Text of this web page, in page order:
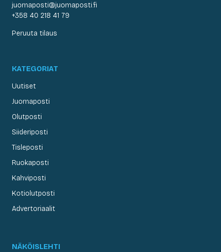
juomaposti@juomaposti.fi
+358 40 218 41 79
Peruuta tilaus
KATEGORIAT
Uutiset
Juomaposti
Olutposti
Siideriposti
Tisleposti
Ruokaposti
Kahviposti
Kotiolutposti
Advertoriaalit
NÄKÖISLEHTI